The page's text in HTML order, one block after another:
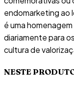
endomarketing ao
é uma
diariamente para
cultura de
NESTE